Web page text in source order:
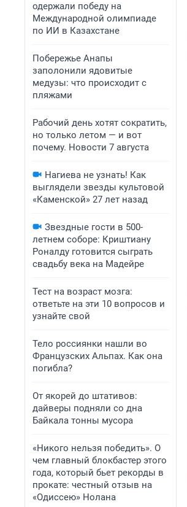
одержали победу на
Международной олимпиаде
по ИИ в Казахстане
Побережье Анапы
заполонили ядовитые
медузы: что происходит с
пляжами
Рабочий день хотят сократить,
но только летом — и вот
почему. Новости 7 августа
Нагиева не узнать! Как
выглядели звезды культовой
«Каменской» 27 лет назад
Звездные гости в 500-
летнем соборе: Криштиану
Роналду готовится сыграть
свадьбу века на Мадейре
Тест на возраст мозга:
ответьте на эти 10 вопросов и
узнайте свой
Тело россиянки нашли во
Французских Альпах. Как она
погибла?
От якорей до штативов:
дайверы подняли со дна
Байкала тонны мусора
«Никого нельзя победить». О
чем главный блокбастер этого
года, который бьет рекорды в
прокате: честный отзыв на
«Одиссею» Нолана